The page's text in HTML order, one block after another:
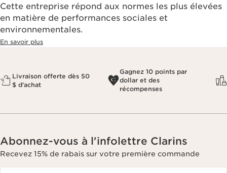
Cette entreprise répond aux normes les plus élevées
en matière de performances sociales et
environnementales.​
En savoir plus
Livraison offerte dès 50
$ d'achat
Gagnez 10 points par
dollar et des
récompenses
Abonnez-vous à l'infolettre Clarins
Recevez 15% de rabais sur votre première commande